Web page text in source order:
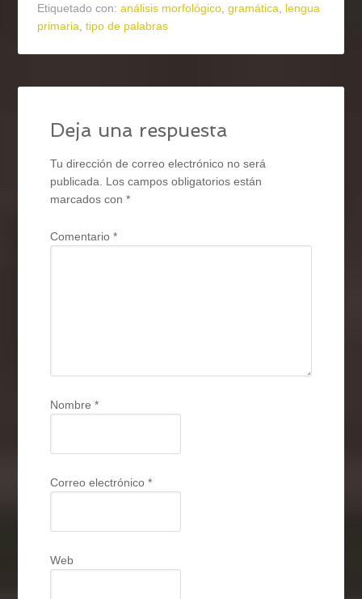
Etiquetado con:análisis morfológico ,gramática
lengua
primaria ,tipo de palabras
Deja una respuesta
Tu dirección de correo electrónico no será
publicada.
Los campos obligatorios están
marcados con*
Comentario*
Nombre*
Correo electrónico*
Web